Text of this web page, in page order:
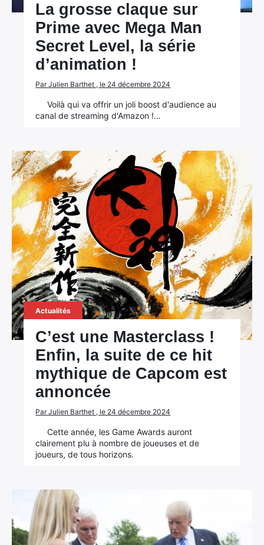
La grosse claque sur
Prime avec Mega Man
Secret Level, la série
d’animation !
Par Julien Barthet , le 24 décembre 2024
Voilà qui va offrir un joli boost d'audience au
canal de streaming d'Amazon !…
Actualités
C’est une Masterclass !
Enfin, la suite de ce hit
mythique de Capcom est
annoncée
Par Julien Barthet , le 24 décembre 2024
Cette année, les Game Awards auront
clairement plu à nombre de joueuses et de
joueurs, de tous horizons.